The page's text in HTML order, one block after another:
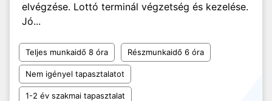
elvégzése. Lottó terminál végzetség és kezelése.
Jó...
Teljes munkaidő 8 óra Részmunkaidő 6 óra
Nem igényel tapasztalatot
1-2 év szakmai tapasztalat